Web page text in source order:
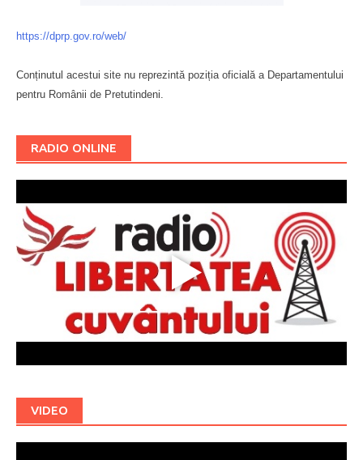
https://dprp.gov.ro/web/
Conținutul acestui site nu reprezintă poziția oficială a Departamentului
pentru Românii de Pretutindeni.
RADIO ONLINE
VIDEO